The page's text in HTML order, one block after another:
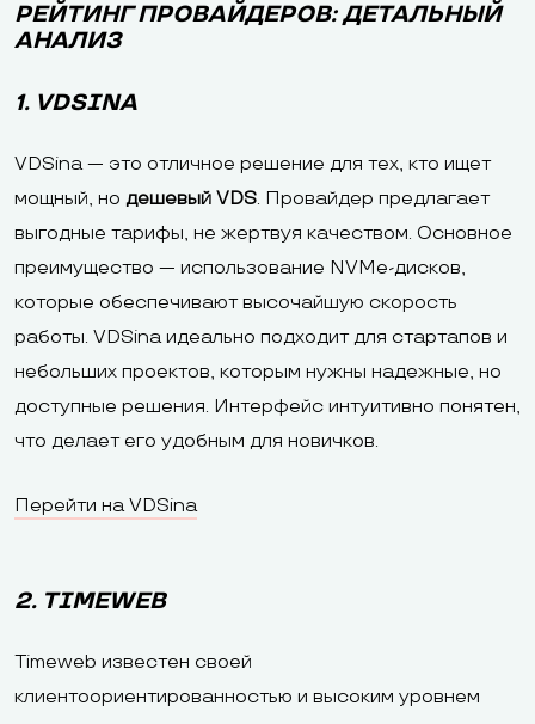
РЕЙТИНГ ПРОВАЙДЕРОВ: ДЕТАЛЬНЫЙ
АНАЛИЗ
1. VDSINA
VDSina — это отличное решение для тех, кто ищет
мощный, но дешевый VDS. Провайдер предлагает
выгодные тарифы, не жертвуя качеством. Основное
преимущество — использование NVMe-дисков,
которые обеспечивают высочайшую скорость
работы. VDSina идеально подходит для стартапов и
небольших проектов, которым нужны надежные, но
доступные решения. Интерфейс интуитивно понятен,
что делает его удобным для новичков.
Перейти на VDSina
2. TIMEWEB
Timeweb известен своей
клиентоориентированностью и высоким уровнем